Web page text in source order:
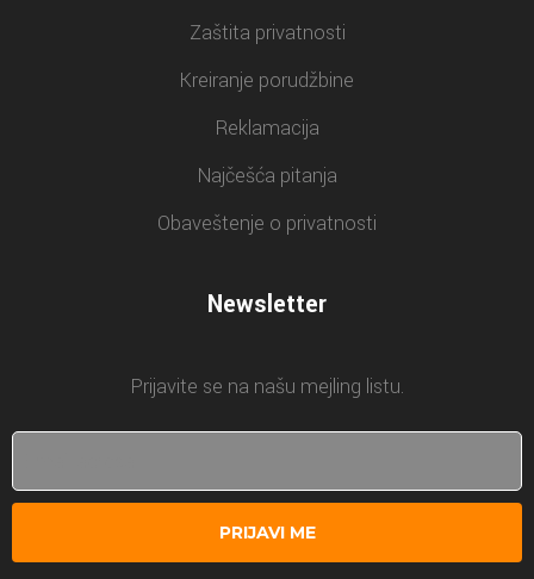
Zaštita privatnosti
Kreiranje porudžbine
Reklamacija
Najčešća pitanja
Obaveštenje o privatnosti
Newsletter
Prijavite se na našu mejling listu.
PRIJAVI ME